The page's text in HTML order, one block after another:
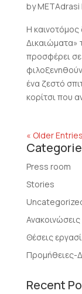
byMETAdrasi
Η καινοτόμος
Δικαιώματα»
προσφέρει
ένα ζεστό
κορίτσι που
« Older Entries
Press room
Stories
Ανακοινώσεις
Θέσεις
Προμήθειες-
Recent